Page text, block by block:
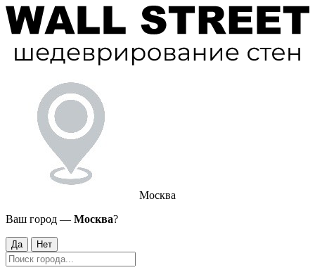
Москва
Ваш город — Москва?
Да Нет